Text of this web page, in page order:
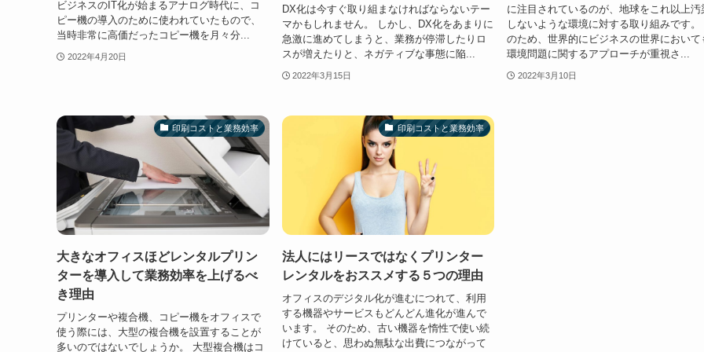
ビジネスのIT化が始まるアナログ時代に、コ
ピー機の導入のために使われていたもので、
当時非常に高価だったコピー機を月々分...
2022年4月20日
DX化は今すぐ取り組まなければならないテー
マかもしれません。 しかし、DX化をあまりに
急激に進めてしまうと、業務が停滞したりロ
スが増えたりと、ネガティブな事態に陥...
2022年3月15日
に注目されているのが、地球をこれ以上汚
しないような環境に対する取り組みです。
のため、世界的にビジネスの世界において
環境問題に関するアプローチが重視さ...
2022年3月10日
印刷コストと業務効率
大きなオフィスほどレンタルプリン
ターを導入して業務効率を上げるべ
き理由
プリンターや複合機、コピー機をオフィスで
使う際には、大型の複合機を設置することが
多いのではないでしょうか。 大型複合機はコ
印刷コストと業務効率
法人にはリースではなくプリンター
レンタルをおススメする５つの理由
オフィスのデジタル化が進むにつれて、利用
する機器やサービスもどんどん進化が進んで
います。 そのため、古い機器を惰性で使い続
けていると、思わぬ無駄な出費につながって